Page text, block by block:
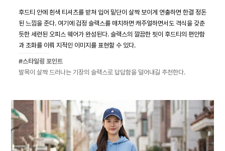
후드티 안에 흰색 티셔츠를 받쳐 입어 밑단이 살짝 보이게 연출하면 한결 정돈
된 느낌을 준다. 여기에 검정 슬랙스를 매치하면 캐주얼하면서도 격식을 갖춘
듯한 세련된 오피스 웨어가 완성된다. 슬랙스의 깔끔한 핏이 후드티의 편안함
과 조화를 이뤄 지적인 이미지를 표현할 수 있다.
#스타일링 포인트
발목이 살짝 드러나는 기장의 슬랙스로 답답함을 덜어내길 추천한다.